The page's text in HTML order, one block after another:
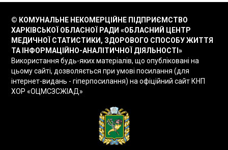
© КОМУНАЛЬНЕ НЕКОМЕРЦІЙНЕ ПІДПРИЄМСТВО
ХАРКІВСЬКОЇ ОБЛАСНОЇ РАДИ «ОБЛАСНИЙ ЦЕНТР
МЕДИЧНОЇ СТАТИСТИКИ, ЗДОРОВОГО СПОСОБУ ЖИТТЯ
ТА ІНФОРМАЦІЙНО-АНАЛІТИЧНОЇ ДІЯЛЬНОСТІ»
Використання будь-яких матеріалів, що опубліковані на
цьому сайті, дозволяється при умові посилання (для
інтернет-видань - гіперпосилання) на офіційний сайт КНП
ХОР «ОЦМСЗСЖІАД»